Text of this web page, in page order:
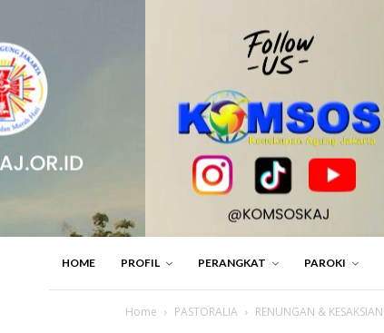
HOME PROFIL PERANGKAT PAROKI
Home PASTORALIA RENUNGAN & KESAKSIAN